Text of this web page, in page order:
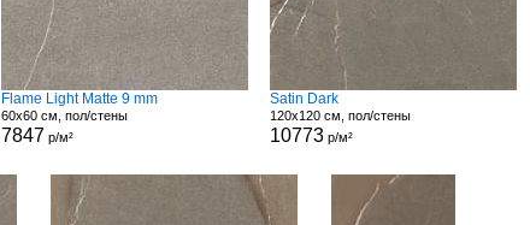
Flame Light Matte 9 mm
60x60 см, пол/стены
7847 р/м²
Satin Dark
120x120 см, пол/стены
10773 р/м²